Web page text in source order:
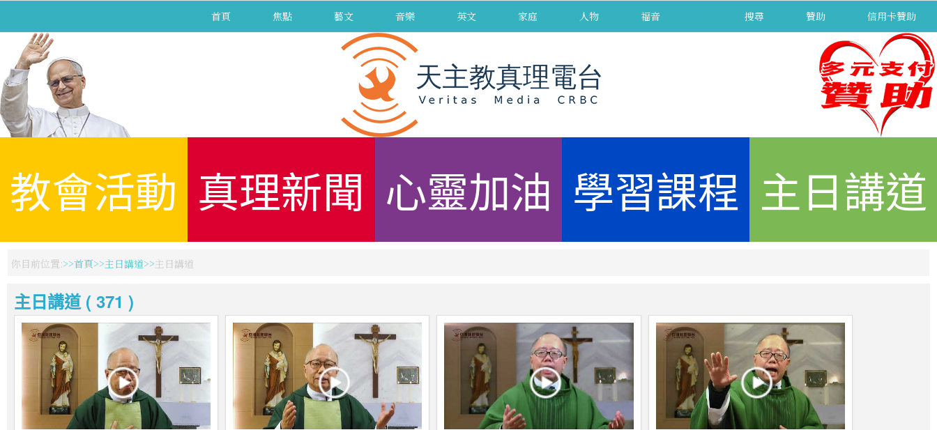
首頁 焦點 藝文 音樂 英文 家庭 人物 福音 搜尋 贊助 信用卡贊助
教會活動 真理新聞 心靈加油 學習課程 主日講道
你目前位置: 首頁 主日講道 主日講道
主日講道 ( 371 )